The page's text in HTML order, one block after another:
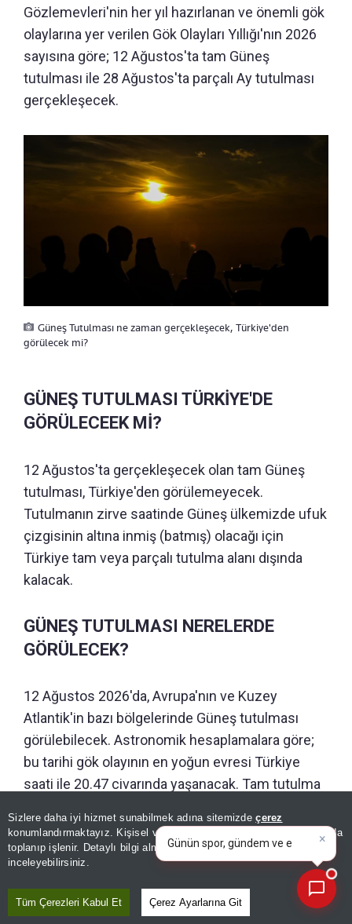
Sizlere daha iyi hizmet sunabilmek adına sitemizdeçerez
konumlandırmaktayız. Kişisel verileriniz, KVKK ve GDPR kapsamında
toplanıp işlenir. Detaylı bilgi almak içinAydınlatma Metnimizi
inceleyebilirsiniz.
Tüm Çerezleri Kabul Et Çerez Ayarlarına Git
Gözlemevleri'nin her yıl hazırlanan ve önemli gök
olaylarına yer verilen Gök Olayları Yıllığı'nın 2026
sayısına göre; 12 Ağustos'ta tam Güneş
tutulması ile 28 Ağustos'ta parçalı Ay tutulması
gerçekleşecek.
Güneş Tutulması ne zaman gerçekleşecek, Türkiye'den
görülecek mi?
GÜNEŞ TUTULMASI TÜRKİYE'DE
GÖRÜLECEEK Mİ?
12 Ağustos'ta gerçekleşecek olan tam Güneş
tutulması, Türkiye'den görülemeyecek.
Tutulmanın zirve saatinde Güneş ülkemizde ufuk
çizgisinin altına inmiş (batmış) olacağı için
Türkiye tam veya parçalı tutulma alanı dışında
kalacak.
GÜNEŞ TUTULMASI NERELERDE
GÖRÜLECEK?
12 Ağustos 2026'da, Avrupa'nın ve Kuzey
Atlantik'in bazı bölgelerinde Güneş tutulması
görülebilecek. Astronomik hesaplamalara göre;
bu tarihi gök olayının en yoğun evresi Türkiye
saati ile 20.47 civarında yaşanacak. Tam tutulma
kuzeydoğusundaki küçük bir bölgeden geçecek.
Avrupa'nın diğer bölgelerinde ise kısmi Güneş
tutulması yaşanacak.
Günün spor, gündem ve
ekonomi gelişmelerini analiz
edin!